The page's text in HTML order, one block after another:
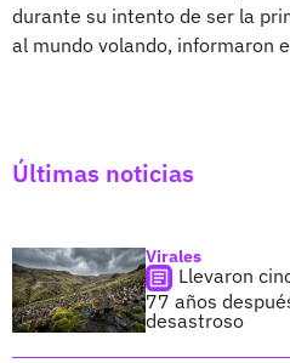
durante su intento de ser la
al mundo volando, informaron
Últimas noticias
Virales
Llevaron
77 años
desastroso